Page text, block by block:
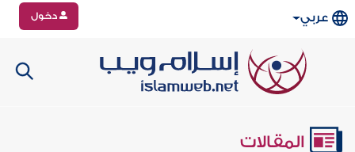
عربي دخول
المقالات